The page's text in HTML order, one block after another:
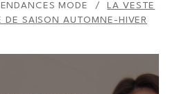
MODE
LA VESTE
DE SAISON AUTOMNE-HIVER